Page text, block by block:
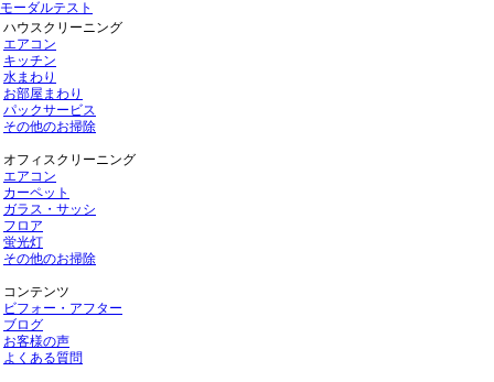
モーダルテスト
ハウスクリーニング
エアコン
キッチン
水まわり
お部屋まわり
パックサービス
その他のお掃除
オフィスクリーニング
エアコン
カーペット
ガラス・サッシ
フロア
蛍光灯
その他のお掃除
コンテンツ
ビフォー・アフター
ブログ
お客様の声
よくある質問